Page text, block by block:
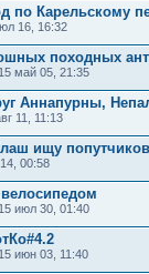
по Карельскому
16, 16:32
походных
май 05, 21:35
Аннапурны,
11, 11:13
ищу
00:58
июл 30, 01:40
июн 03, 11:40